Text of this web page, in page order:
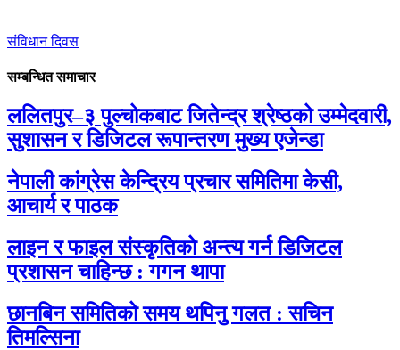
संविधान दिवस
सम्बन्धित समाचार
ललितपुर–३ पुल्चोकबाट जितेन्द्र श्रेष्ठको उम्मेदवारी,
सुशासन र डिजिटल रूपान्तरण मुख्य एजेन्डा
नेपाली कांग्रेस केन्द्रिय प्रचार समितिमा केसी,
आचार्य र पाठक
लाइन र फाइल संस्कृतिको अन्त्य गर्न डिजिटल
प्रशासन चाहिन्छ : गगन थापा
छानबिन समितिको समय थपिनु गलत : सचिन
तिमल्सिना